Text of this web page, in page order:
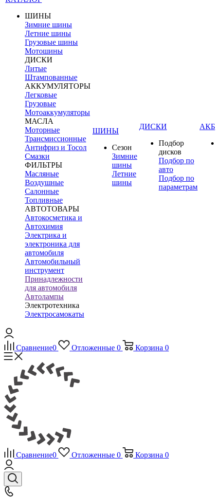
ШИНЫ
Зимние шины
Летние шины
Грузовые шины
Мотошины
ДИСКИ
Литые
Штампованные
АККУМУЛЯТОРЫ
Легковые
Грузовые
Мотоаккумуляторы
МАСЛА
Моторные
Трансмиссионные
Антифриз и Тосол
Смазки
ФИЛЬТРЫ
Масляные
Воздушные
Салонные
Топливные
АВТОТОВАРЫ
Автокосметика и
Автохимия
Электрика и
электроника для
автомобиля
Автомобильный
инструмент
Принадлежности
для автомобиля
Автолампы
Электротехника
Электросамокаты
ШИНЫ
Сезон
Зимние
шины
Летние
шины
ДИСКИ
Подбор
дисков
Подбор по
авто
Подбор по
параметрам
АКБ
Сравнение0 Отложенные 0 Корзина 0
Сравнение0 Отложенные 0 Корзина 0